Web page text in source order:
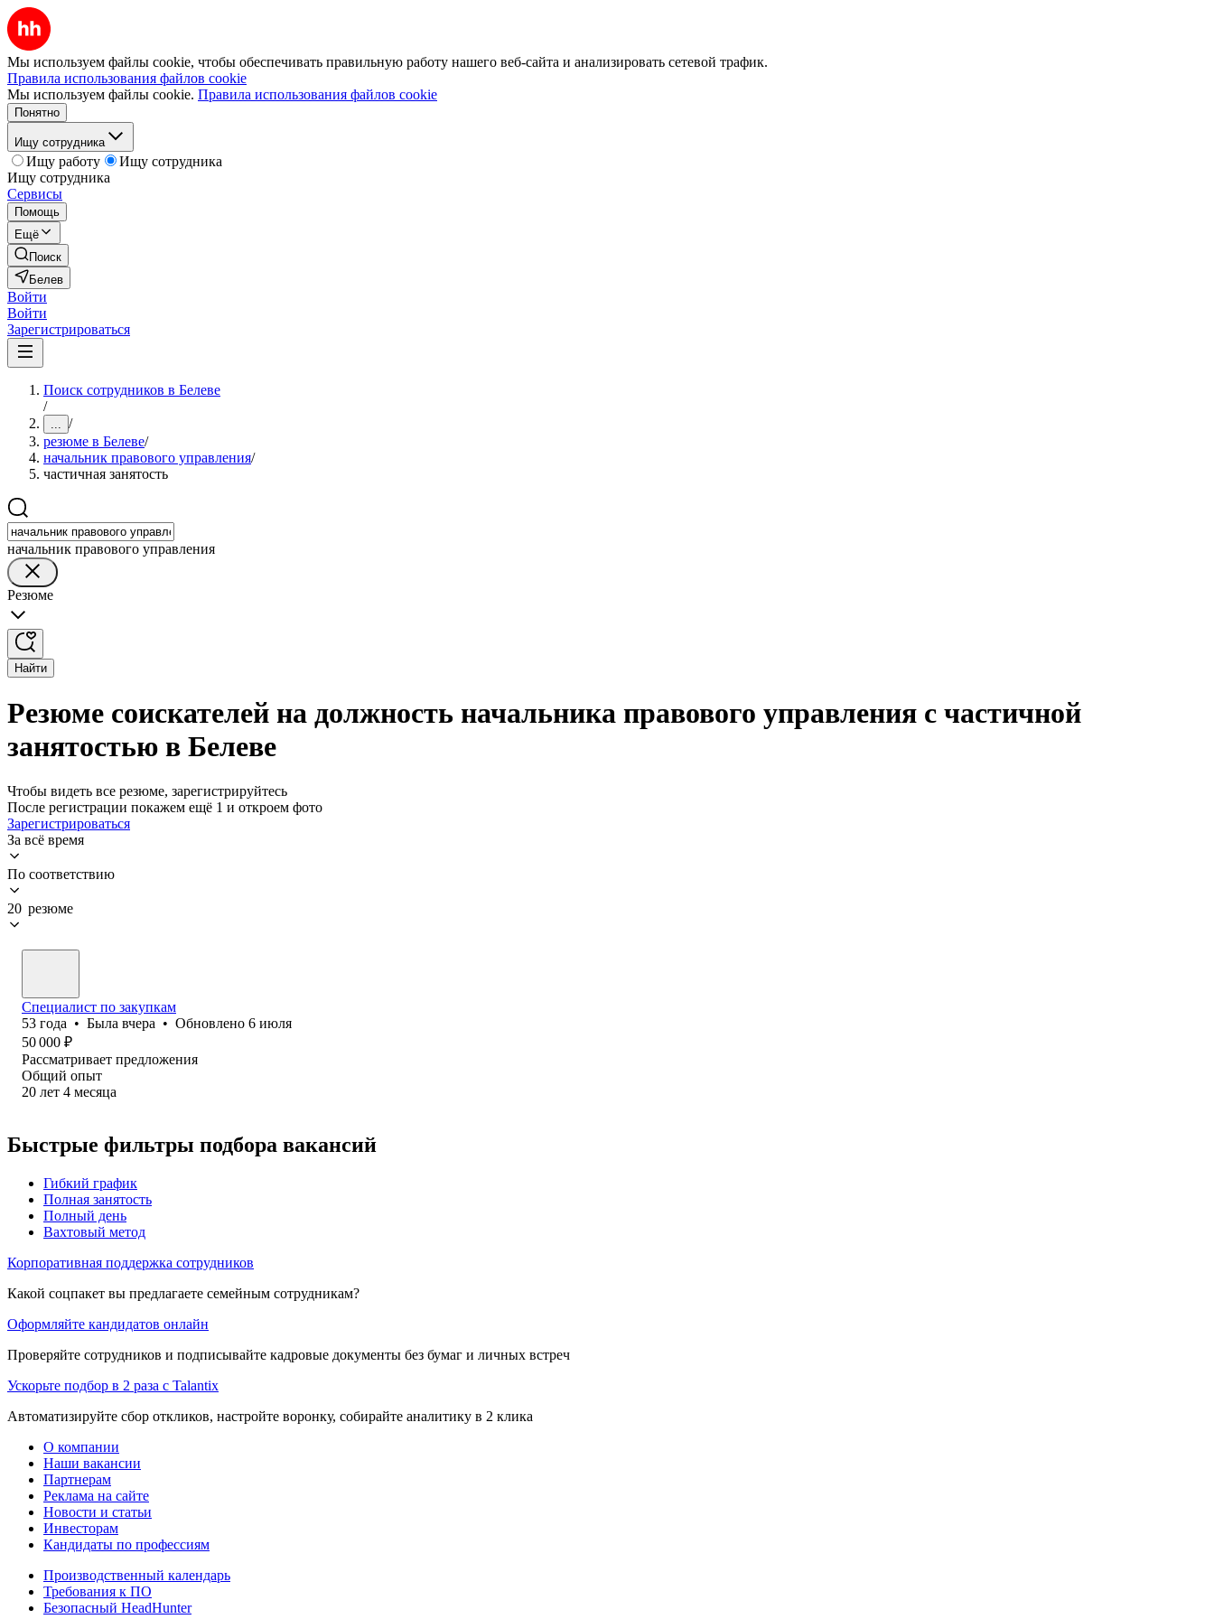
Мы используем файлы cookie, чтобы обеспечивать правильную работу нашего веб-сайта и анализировать сетевой трафик.
Правила использования файлов cookie
Мы используем файлы cookie. Правила использования файлов cookie
Понятно
Ищу сотрудника
Ищу работу
Ищу сотрудника
Ищу сотрудника
Сервисы
Помощь
Ещё
Поиск
Белев
Войти
Войти
Зарегистрироваться
Поиск сотрудников в Белеве
/
... /
резюме в Белеве/
начальник правового управления/
частичная занятость
начальник правового управления
Резюме
Найти
Резюме соискателей на должность начальника правового управления с частичной
занятостью в Белеве
Чтобы видеть все резюме, зарегистрируйтесь
После регистрации покажем ещё 1 и откроем фото
Зарегистрироваться
За всё время
По соответствию
20 резюме
Специалист по закупкам
53 года • Была вчера • Обновлено 6 июля
50 000 ₽
Рассматривает предложения
Общий опыт
20 лет 4 месяца
Быстрые фильтры подбора вакансий
Гибкий график
Полная занятость
Полный день
Вахтовый метод
Корпоративная поддержка сотрудников
Какой соцпакет вы предлагаете семейным сотрудникам?
Оформляйте кандидатов онлайн
Проверяйте сотрудников и подписывайте кадровые документы без бумаг и личных встреч
Ускорьте подбор в 2 раза с Talantix
Автоматизируйте сбор откликов, настройте воронку, собирайте аналитику в 2 клика
О компании
Наши вакансии
Партнерам
Реклама на сайте
Новости и статьи
Инвесторам
Кандидаты по профессиям
Производственный календарь
Требования к ПО
Безопасный HeadHunter